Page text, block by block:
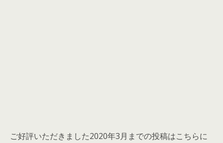
ご好評いただきました2020年3月までの投稿はこちらに